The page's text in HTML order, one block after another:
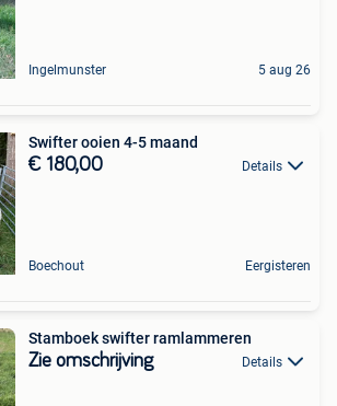
Ingelmunster 5 aug 26
Swifter ooien 4-5 maand
€ 180,00 Details
Boechout Eergisteren
Stamboek swifter ramlammeren
Zie omschrijving Details